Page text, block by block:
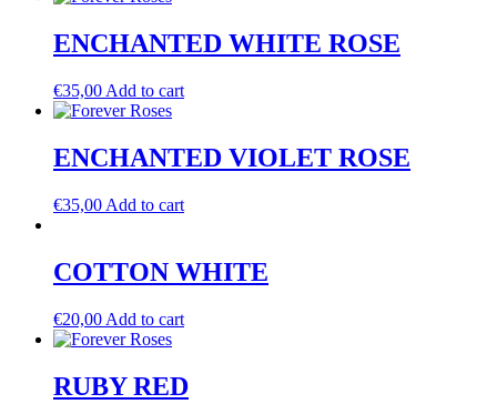
ENCHANTED WHITE ROSE
€35,00 Add to cart
ENCHANTED VIOLET ROSE
€35,00 Add to cart
COTTON WHITE
€20,00 Add to cart
RUBY RED